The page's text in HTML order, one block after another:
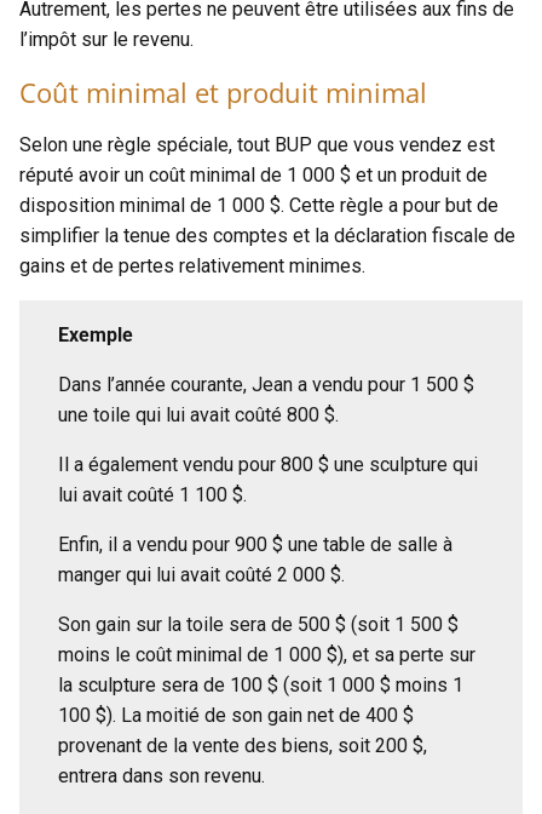
Autrement, les pertes ne peuvent être utilisées aux fins de
l’impôt sur le revenu.
Coût minimal et produit minimal
Selon une règle spéciale, tout BUP que vous vendez est
réputé avoir un coût minimal de 1 000 $ et un produit de
disposition minimal de 1 000 $. Cette règle a pour but de
simplifier la tenue des comptes et la déclaration fiscale de
gains et de pertes relativement minimes.
Exemple
Dans l’année courante, Jean a vendu pour 1 500 $
une toile qui lui avait coûté 800 $.
Il a également vendu pour 800 $ une sculpture qui
lui avait coûté 1 100 $.
Enfin, il a vendu pour 900 $ une table de salle à
manger qui lui avait coûté 2 000 $.
Son gain sur la toile sera de 500 $ (soit 1 500 $
moins le coût minimal de 1 000 $), et sa perte sur
la sculpture sera de 100 $ (soit 1 000 $ moins 1
100 $). La moitié de son gain net de 400 $
provenant de la vente des biens, soit 200 $,
entrera dans son revenu.